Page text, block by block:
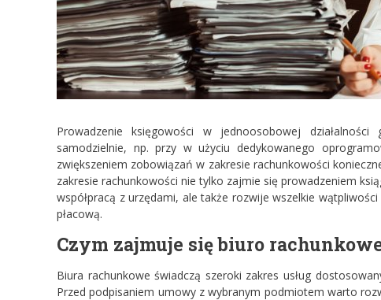
Prowadzenie księgowości w jednoosobowej
samodzielnie, np. przy w użyciu dedykowanego
zwiększeniem zobowiązań w zakresie rachunkowości
zakresie rachunkowości nie tylko zajmie się prowadzeniem
współpracą z urzędami, ale także rozwije wszelkie
płacową.
Czym zajmuje siębiuro
Biura rachunkowe świadczą szeroki zakres usług
Przed podpisaniem umowy z wybranym podmiotem warto